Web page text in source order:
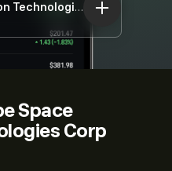
Space Exploration Technologies Corp
Space
Corp